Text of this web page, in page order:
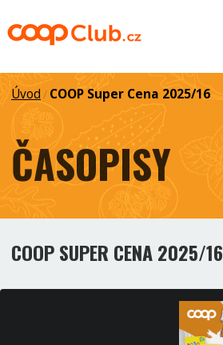
Úvod / COOP Super Cena 2025/16
ČASOPISY
COOP SUPER CENA 2025/16